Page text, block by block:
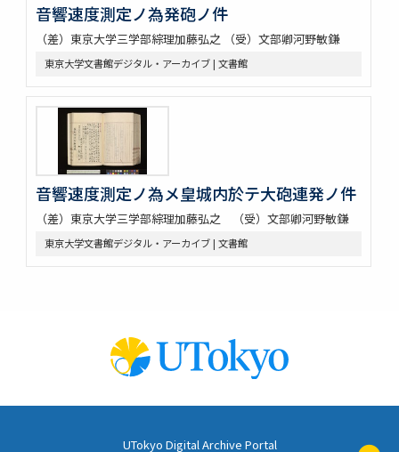
音響速度測定ノ為発砲ノ件
（差）東京大学三学部綜理加藤弘之 （受）文部卿河野敏鎌
東京大学文書館デジタル・アーカイブ | 文書館
音響速度測定ノ為メ皇城内於テ大砲連発ノ件
（差）東京大学三学部綜理加藤弘之 （受）文部卿河野敏鎌
東京大学文書館デジタル・アーカイブ | 文書館
UTokyo Digital Archive Portal